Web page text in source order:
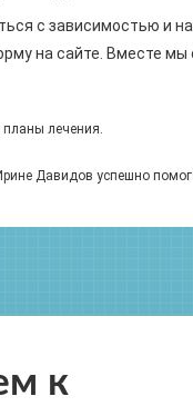
с зависимостью и
на сайте. Вместе
лечения.
Давидов успешно
к